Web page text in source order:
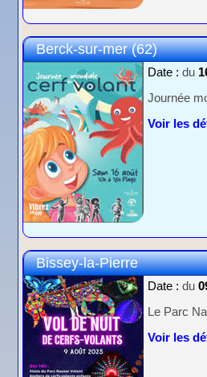
Berck-sur-mer (62)
Date : du
Journée
Voir les
Bissey-la-Pierre
Date : du
Le Parc
Voir les